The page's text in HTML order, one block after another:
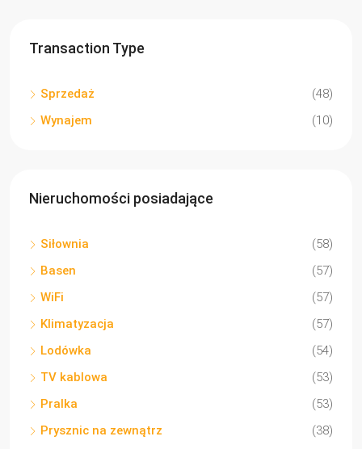
Transaction Type
Sprzedaż
(48)
Wynajem
(10)
Nieruchomości posiadające
Siłownia
(58)
Basen
(57)
WiFi
(57)
Klimatyzacja
(57)
Lodówka
(54)
TV kablowa
(53)
Pralka
(53)
Prysznic na zewnątrz
(38)